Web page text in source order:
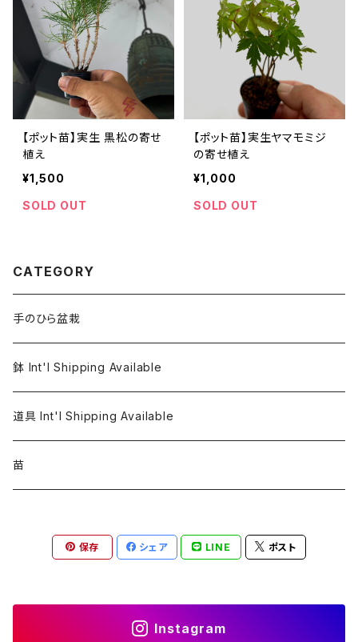
【ポット苗】実生 黒松の寄せ
植え
¥1,500
SOLD OUT
【ポット苗】実生ヤマモミジ
の寄せ植え
¥1,000
SOLD OUT
CATEGORY
手のひら盆栽
鉢 Int'l Shipping Available
道具 Int'l Shipping Available
苗
保存 シェア LINE ポスト
Instagram